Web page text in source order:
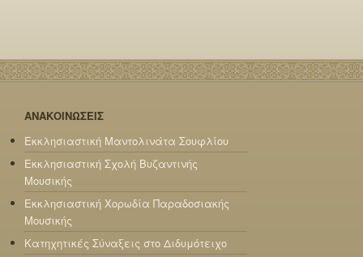
ΑΝΑΚΟΙΝΩΣΕΙΣ
Εκκλησιαστική Μαντολινάτα Σουφλίου
Εκκλησιαστική Σχολή Βυζαντινής
Μουσικής
Εκκλησιαστική Χορωδία Παραδοσιακής
Μουσικής
Κατηχητικές Σύναξεις στο Διδυμότειχο